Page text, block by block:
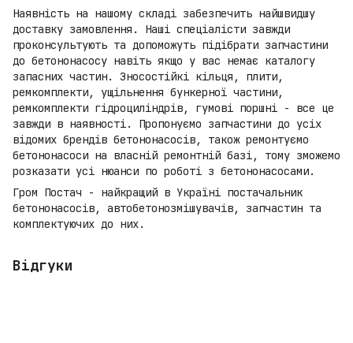
Наявність на нашому складі забезпечить найшвидшу
доставку замовлення. Наші спеціалісти завжди
проконсультують та допоможуть підібрати запчастини
до бетононасосу навіть якщо у вас немає каталогу
запасних частин. Зносостійкі кільця, плити,
ремкомплекти, ущільнення бункерної частини,
ремкомплекти гідроциліндрів, гумові поршні - все це
завжди в наявності. Пропонуємо запчастини до усіх
відомих брендів бетононасосів, також ремонтуємо
бетононасоси на власній ремонтній базі, тому зможемо
розказати усі нюанси по роботі з бетононасосами.
Гром Постач - найкращий в Україні постачальник
бетононасосів, автобетонозмішувачів, запчастин та
комплектуючих до них.
Відгуки